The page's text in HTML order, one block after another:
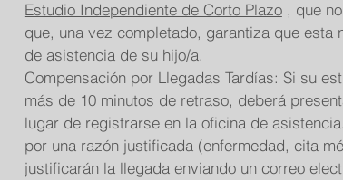
Estudio Independiente de Corto Plazo, que
que, una vez completado, garantiza que esta
de asistencia de su hijo/a.
Compensación por Llegadas Tardías: Si su
más de 10 minutos de retraso, deberá
lugar de registrarse en la oficina de
por una razón justificada (enfermedad, cita
justificarán la llegada enviando un correo